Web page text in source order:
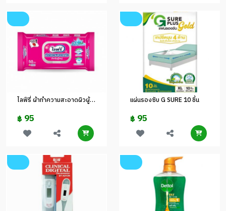
ไลฟ์รี่ ผ้าทำความสะอาดผิวผู้ใหญ่ 50 แผ่น
฿ 95
แผ่นรองซับ G SURE 10 ชิ้น
฿ 95